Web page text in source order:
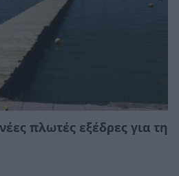
πλωτές εξέδρες για τη